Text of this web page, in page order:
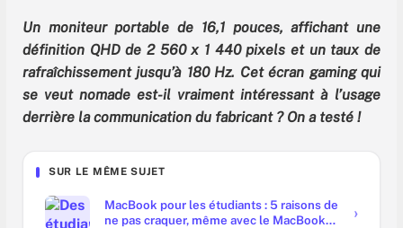
Un moniteur portable de 16,1 pouces, affichant une
définition QHD de 2 560 x 1 440 pixels et un taux de
rafraîchissement jusqu’à 180 Hz. Cet écran gaming qui
se veut nomade est-il vraiment intéressant à l’usage
derrière la communication du fabricant ? On a testé !
SUR LE MÊME SUJET
MacBook pour les étudiants : 5 raisons de
ne pas craquer, même avec le MacBook